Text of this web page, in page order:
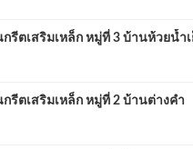
ตเสริมเหล็ก หมู่ที่ 3 บ้านห้วยน้ำ
ตเสริมเหล็ก หมู่ที่ 2 บ้านต่างคำ